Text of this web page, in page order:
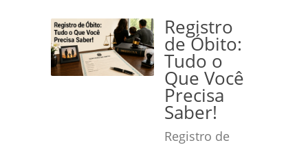
Registro
de Óbito:
Tudo o
Que Você
Precisa
Saber!
Registro de